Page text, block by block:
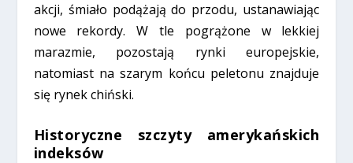
akcji, śmiało podążają do przodu, ustanawiając
nowe rekordy. W tle pogrążone w lekkiej
marazmie, pozostają rynki europejskie,
natomiast na szarym końcu peletonu znajduje
się rynek chiński.
Historyczne szczyty amerykańskich
indeksów